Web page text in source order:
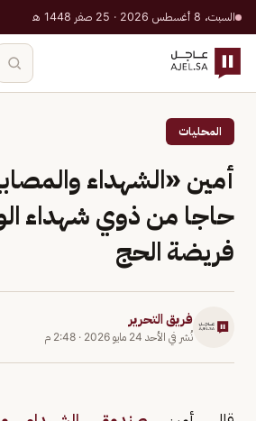
السبت، 8 أغسطس 2026 · 25 صفر 1448 هـ
المحليات
حاجا من ذوي شهداء
فريضة الحج
فريق التحرير
نُشر في الأحد 24 مايو 2026 · 2:48 م